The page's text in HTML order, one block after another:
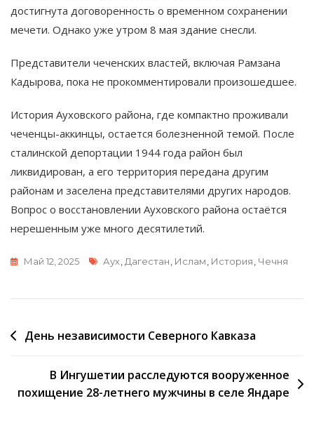
достигнута договоренность о временном сохранении
мечети. Однако уже утром 8 мая здание снесли.
Представители чеченских властей, включая Рамзана
Кадырова, пока не прокомментировали произошедшее.
История Ауховского района, где компактно проживали
чеченцы-аккинцы, остается болезненной темой. После
сталинской депортации 1944 года район был
ликвидирован, а его территория передана другим
районам и заселена представителями других народов.
Вопрос о восстановлении Ауховского района остаётся
нерешенным уже много десятилетий.
Май 12, 2025 Метки
Аух Дагестан Ислам История Чечня
Навигация
записям
День независимости Северного Кавказа
В Ингушетии расследуются вооруженное
похищение 28-летнего мужчины в селе Яндаре